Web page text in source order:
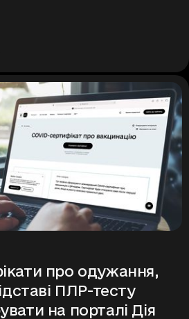
про одужання,
ПЛР-тесту
на порталі Дія